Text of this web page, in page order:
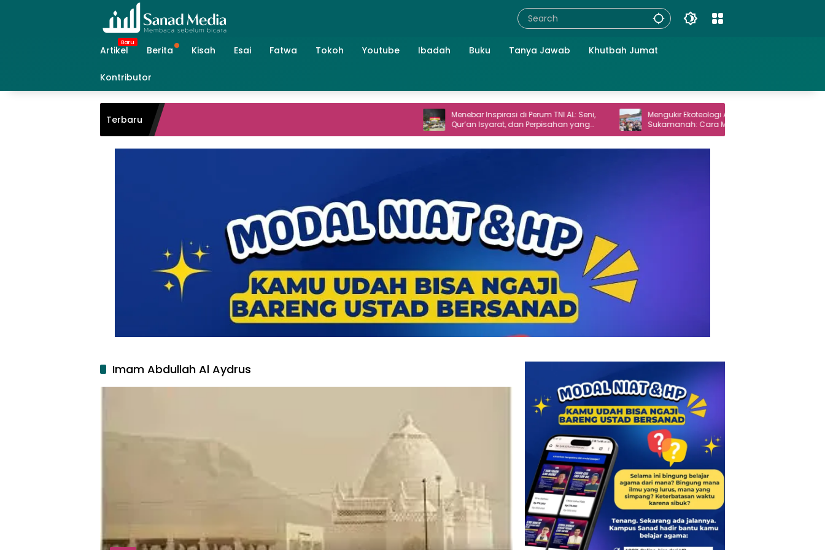
Artikel
Berita Kisah Esai Fatwa Tokoh Youtube Ibadah Buku Tanya Jawab Khutbah Jumat
Kontributor
Terbaru
Menebar Inspirasi di Perum TNI AL: Seni,
Qur’an Isyarat, dan Perpisahan yang
Hangat
Mengukir Ekoteologi Al-Qur’an di
Sukamanah: Cara Mahasiswi IIQ Jakarta
Menjaga Bumi Jonggol
Imam Abdullah Al Aydrus